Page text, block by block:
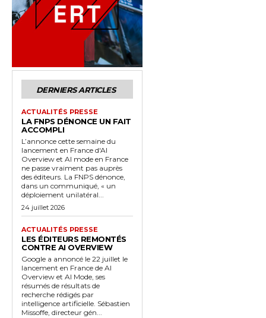
DERNIERS ARTICLES
ACTUALITÉS PRESSE
LA FNPS DÉNONCE UN FAIT
ACCOMPLI
L’annonce cette semaine du
lancement en France d'AI
Overview et AI mode en France
ne passe vraiment pas auprès
des éditeurs. La FNPS dénonce,
dans un communiqué, « un
déploiement unilatéral...
24 juillet 2026
ACTUALITÉS PRESSE
LES ÉDITEURS REMONTÉS
CONTRE AI OVERVIEW
Google a annoncé le 22 juillet le
lancement en France de AI
Overview et AI Mode, ses
résumés de résultats de
recherche rédigés par
intelligence artificielle. Sébastien
Missoffe, directeur gén...